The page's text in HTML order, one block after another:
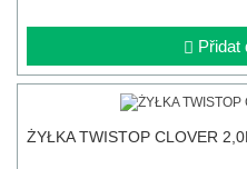
Přidat
ŻYŁKA TWISTOP CLOVER